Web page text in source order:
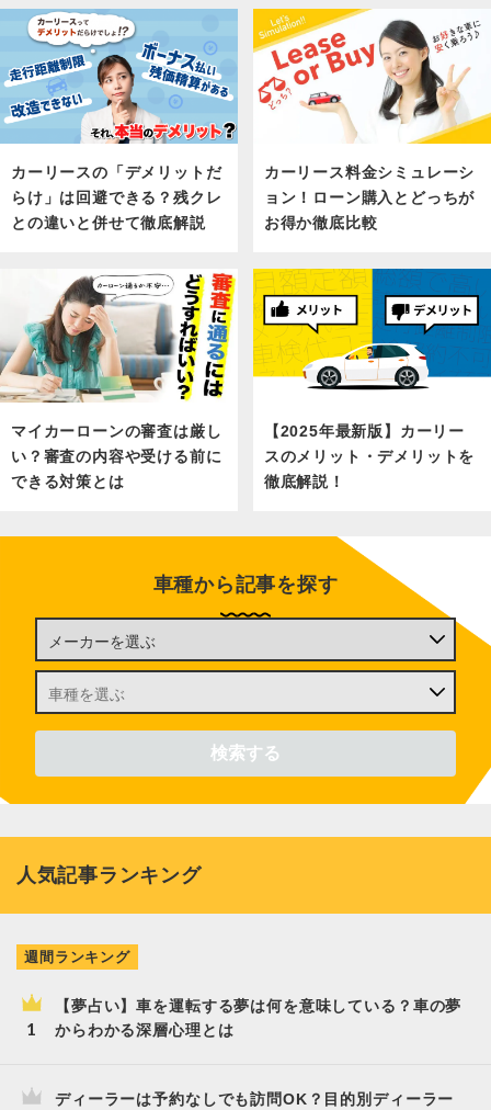
カーリースの「デメリットだ
らけ」は回避できる？残クレ
との違いと併せて徹底解説
カーリース料金シミュレーシ
ョン！ローン購入とどっちが
お得か徹底比較
マイカーローンの審査は厳し
い？審査の内容や受ける前に
できる対策とは
【2025年最新版】カーリー
スのメリット・デメリットを
徹底解説！
車種から記事を探す
人気記事ランキング
週間ランキング
【夢占い】車を運転する夢は何を意味している？車の夢
からわかる深層心理とは
ディーラーは予約なしでも訪問OK？目的別ディーラー